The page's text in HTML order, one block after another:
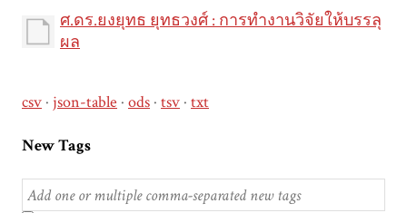
ศ.ดร.ยงยุทธ ยุทธวงศ์ : การทำงานวิจัยให้บรรลุ
ผล
csv json-table ods tsv txt
New Tags